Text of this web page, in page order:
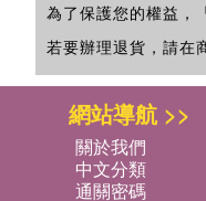
為了保護您的權益，
若要辦理退貨，請在
網站導航 >>
關於我們
中文分類
通關密碼